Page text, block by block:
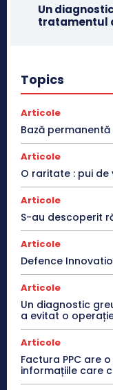
Un
tratamentul
Topics
Articole
Bază permanentă
Articole
O raritate : pui de
Articole
S-au descoperit
Articole
Defence
Articole
Un diagnostic
a evitat o
Articole
Factura PPC are
informațiile care